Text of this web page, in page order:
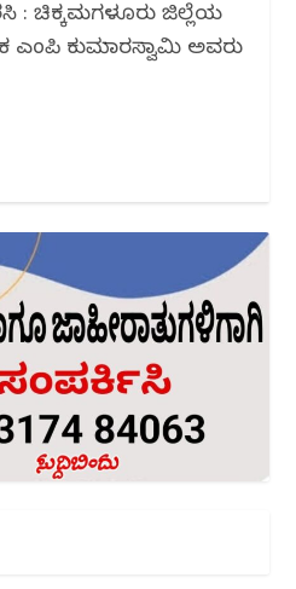
: ಚಿಕ್ಕಮಗಳೂರು ಜಿಲ್ಲೆಯ
ಕುಮಾರಸ್ವಾಮಿ ಅವರು